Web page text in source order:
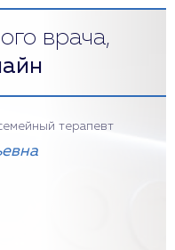
врача,
терапевт